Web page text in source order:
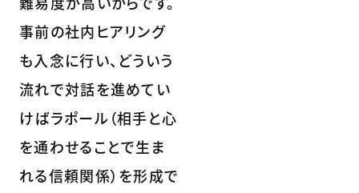
事前の社内ヒアリング
も入念に行い、どういう
流れで対話を進めてい
けばラポール（相手と心
を通わせることで生ま
れる信頼関係）を形成で